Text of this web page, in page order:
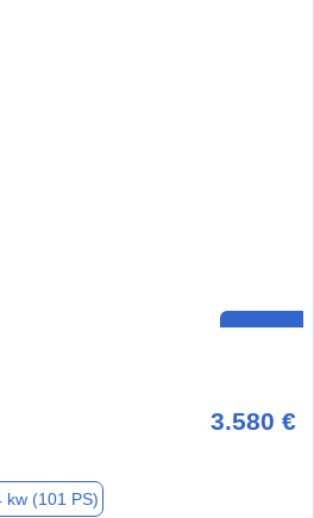
3.580 €
kw (101 PS)